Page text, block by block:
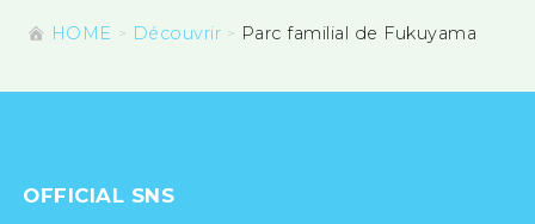
HOME Découvrir Parc familial de Fukuyama
OFFICIAL SNS